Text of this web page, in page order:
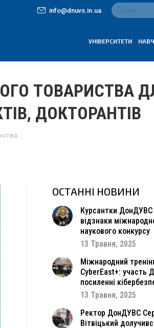
info@dnuvs.in.ua Search:
УНІВЕРСИТЕТИ
ТОВАРИСТВА
ДОКТОРАНТІВ
ОСТАННІ НОВИНИ
Курсантки ДонДУВС
відзнаки
наукового конкурсу
13 Травня, 2025
Міжнародний
CyberEast+: участь
посиленні
13 Травня, 2025
Ректор ДонДУВС
Вітвіцький